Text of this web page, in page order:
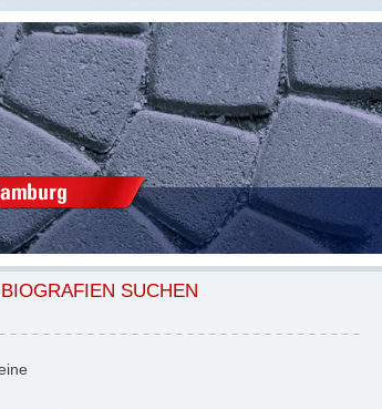
SUCHEN